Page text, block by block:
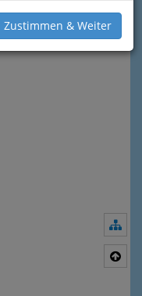
Zustimmen & Weiter